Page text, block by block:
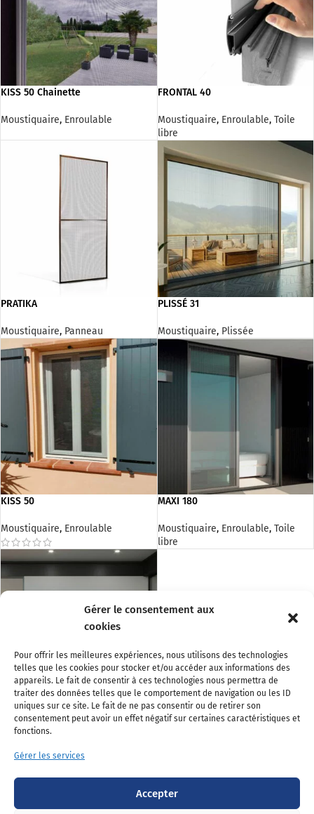
Gérer le consentement aux
cookies
Pour offrir les meilleures expériences, nous utilisons des technologies
telles que les cookies pour stocker et/ou accéder aux informations des
appareils. Le fait de consentir à ces technologies nous permettra de
traiter des données telles que le comportement de navigation ou les ID
uniques sur ce site. Le fait de ne pas consentir ou de retirer son
consentement peut avoir un effet négatif sur certaines caractéristiques et
fonctions.
Gérer les services
Accepter
KISS 50 Chainette
Moustiquaire, Enroulable
FRONTAL 40
Moustiquaire, Enroulable, Toile
libre
PRATIKA
Moustiquaire, Panneau
PLISSÉ 31
Moustiquaire, Plissée
KISS 50
Moustiquaire, Enroulable
MAXI 180
Moustiquaire, Enroulable, Toile
libre
ESTETIKA
libre
Aide aux choix